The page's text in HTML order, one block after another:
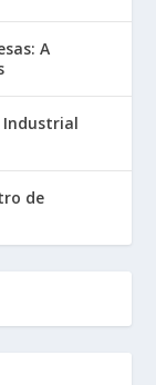
A
Industrial
de